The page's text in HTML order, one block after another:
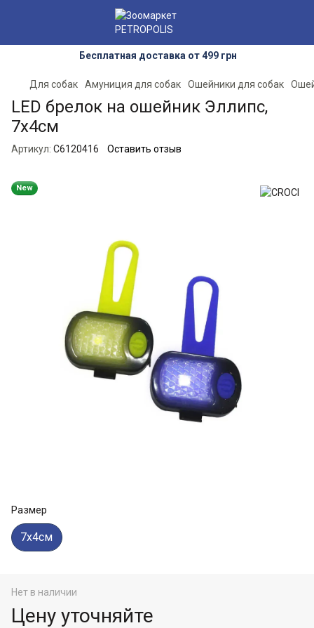
Бесплатная доставка от 499 грн
Для собак Амуниция для собак Ошейники для собак
LED брелок на ошейник Эллипс,
7х4см
Артикул: C6120416 Оставить отзыв
New
Размер
7х4см
Нет в наличии
Цену уточняйте